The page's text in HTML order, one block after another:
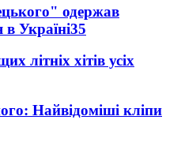
одержав
Україні35
літніх хітів усіх
Найвідоміші кліпи